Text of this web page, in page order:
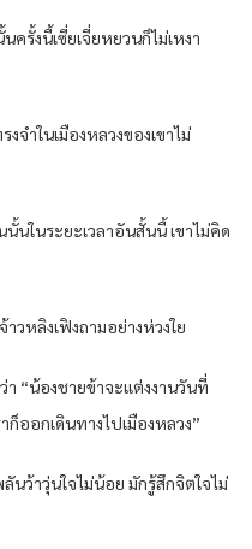
ครั้งนี้เซี่ยเจี่ยหยวนก็ไม่เหงา
จำในเมืองหลวงของเขาไม่
นในระยะเวลาอันสั้นนี้ เขาไม่คิด
วหลิงเฟิงถามอย่างห่วงใย
า “น้องชายข้าจะแต่งงานวันที่
ก็ออกเดินทางไปเมืองหลวง”
นว้าวุ่นใจไม่น้อย มักรู้สึกจิตใจไม่